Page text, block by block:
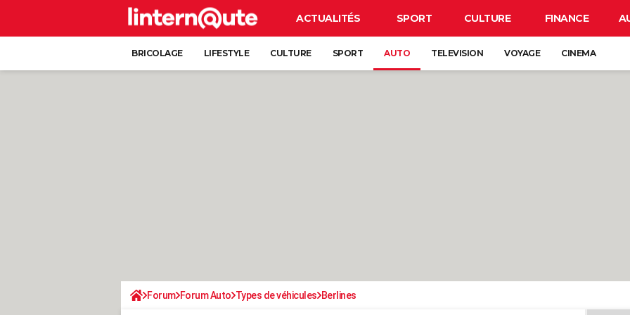
ACTUALITÉS SPORT CULTURE FINANCE
BRICOLAGE LIFESTYLE CULTURE SPORT AUTO TELEVISION VOYAGE CINEMA
Forum Forum Auto Types de véhicules Berlines